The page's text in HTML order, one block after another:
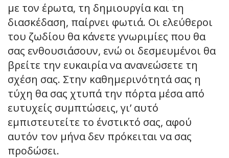
με τον έρωτα, τη δημιουργία και τη
διασκέδαση, παίρνει φωτιά. Οι ελεύθεροι
του ζωδίου θα κάνετε γνωριμίες που θα
σας ενθουσιάσουν, ενώ οι δεσμευμένοι θα
βρείτε την ευκαιρία να ανανεώσετε τη
σχέση σας. Στην καθημερινότητά σας η
τύχη θα σας χτυπά την πόρτα μέσα από
ευτυχείς συμπτώσεις, γι’ αυτό
εμπιστευτείτε το ένστικτό σας, αφού
αυτόν τον μήνα δεν πρόκειται να σας
προδώσει.